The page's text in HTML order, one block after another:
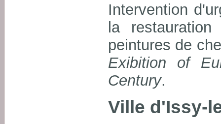
Intervention
la
peintures de
Exibition of
Century.
Ville d'Issy-